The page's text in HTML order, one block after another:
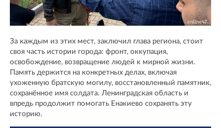
За каждым из этих мест, заключил глава региона, стоит
своя часть истории города: фронт, оккупация,
освобождение, возвращение людей к мирной жизни.
Память держится на конкретных делах, включая
ухоженную братскую могилу, восстановленный памятник,
сохранённое имя солдата. Ленинградская область и
впредь продолжит помогать Енакиево сохранять эту
историю.